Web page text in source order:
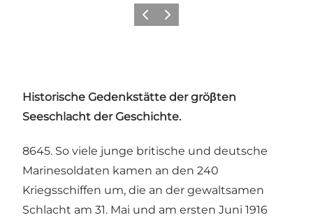
ZurückWeiter
Historische Gedenkstätte der gröβten
Seeschlacht der Geschichte.
8645. So viele junge britische und deutsche
Marinesoldaten kamen an den 240
Kriegsschiffen um, die an der gewaltsamen
Schlacht am 31. Mai und am ersten Juni 1916